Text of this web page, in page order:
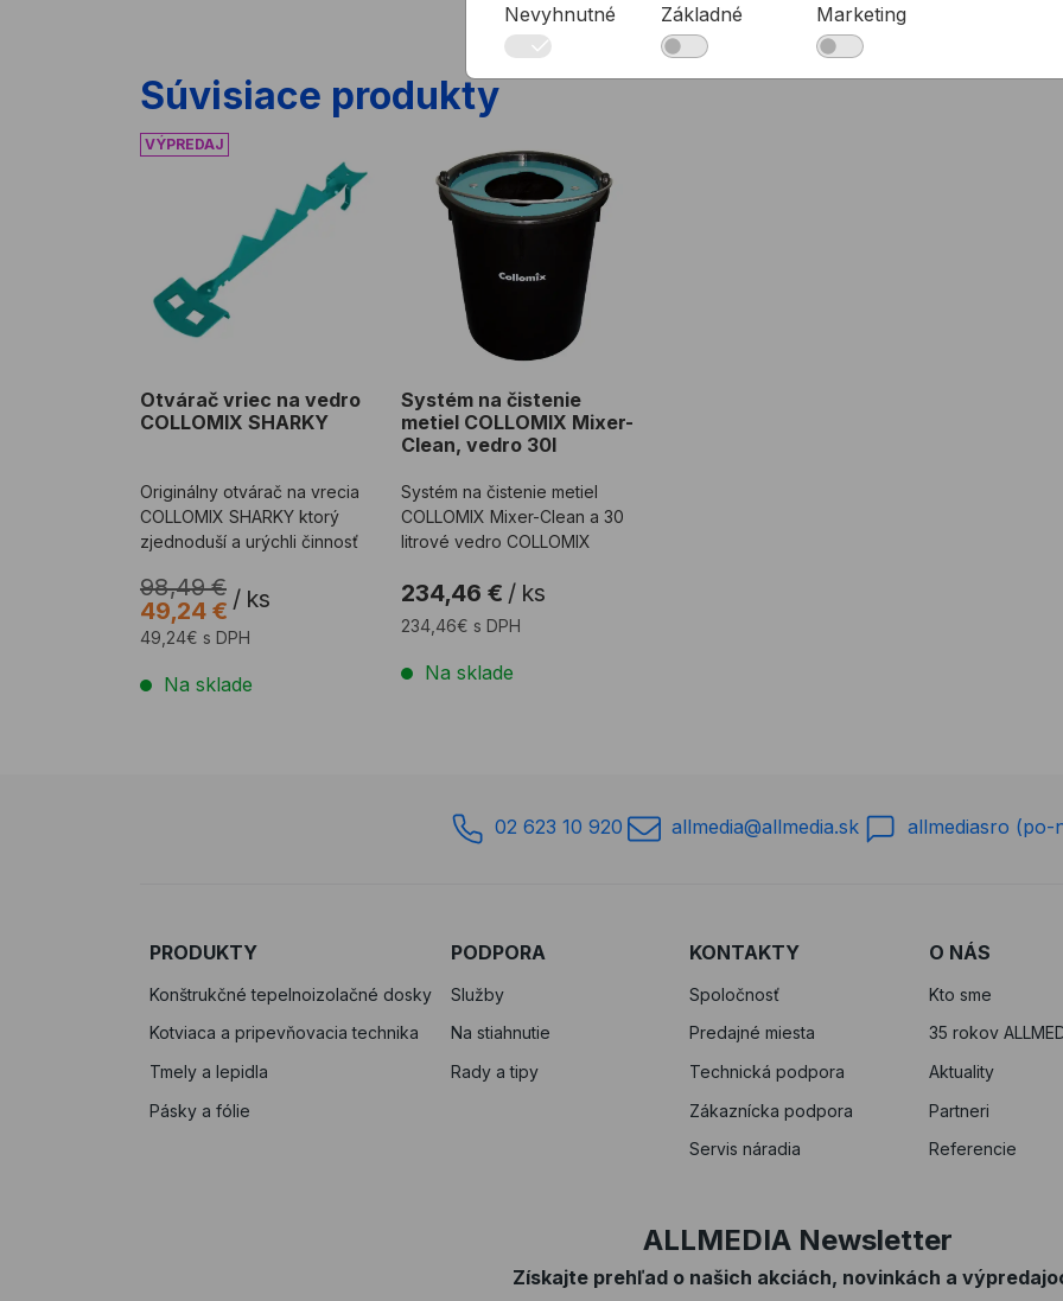
Súvisiace produkty
Otvárač vriec na vedro COLLOMIX SHARKY
Otvárač vriec na vedro
COLLOMIX SHARKY
Originálny otvárač na vrecia
COLLOMIX SHARKY ktorý
zjednoduší a urýchli činnosť
98,49 €
49,24 € / ks
49,24€ s DPH
Na sklade
Systém na čistenie
metiel COLLOMIX Mixer-
Clean, vedro 30l
Systém na čistenie metiel
COLLOMIX Mixer-Clean a 30
litrové vedro COLLOMIX
234,46 € / ks
234,46€ s DPH
Na sklade
02 623 10 920 allmedia@allmedia.sk allmediasro (po-
PRODUKTY
Konštrukčné tepelnoizolačné dosky
Kotviaca a pripevňovacia technika
Tmely a lepidla
Pásky a fólie
PODPORA
Služby
Na stiahnutie
Rady a tipy
KONTAKTY
Spoločnosť
Predajné miesta
Technická podpora
Zákaznícka podpora
Servis náradia
O NÁS
Kto sme
35 rokov
Aktuality
Partneri
Referencie
ALLMEDIA Newsletter
Získajte prehľad o našich akciách, novinkách a
Nevyhnutné Základné Marketing